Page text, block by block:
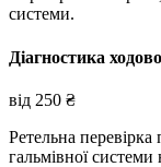
системи.
Діагностика
від 250 ₴
Ретельна перевірка
гальмівної